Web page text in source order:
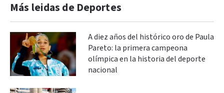
Más leidas de Deportes
A diez años del histórico oro de Paula
Pareto: la primera campeona
olímpica en la historia del deporte
nacional